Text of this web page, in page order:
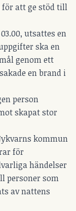
för att ge stöd till
utsattes en
ska en
genom ett
en brand i
person
skapat stor
kommun
för
händelser
personer som
av nattens